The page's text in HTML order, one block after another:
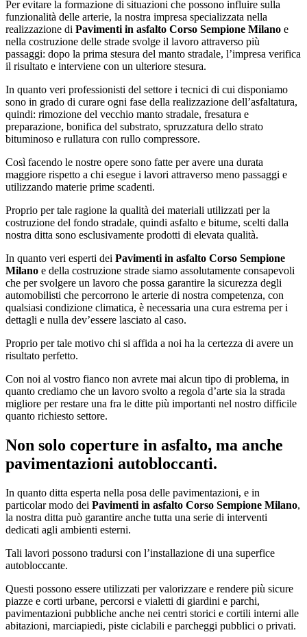
Per evitare la formazione di situazioni che possono influire sulla
funzionalità delle arterie, la nostra impresa specializzata nella
realizzazione di Pavimenti in asfalto Corso Sempione Milano e
nella costruzione delle strade svolge il lavoro attraverso più
passaggi: dopo la prima stesura del manto stradale, l’impresa verifica
il risultato e interviene con un ulteriore stesura.
In quanto veri professionisti del settore i tecnici di cui disponiamo
sono in grado di curare ogni fase della realizzazione dell’asfaltatura,
quindi: rimozione del vecchio manto stradale, fresatura e
preparazione, bonifica del substrato, spruzzatura dello strato
bituminoso e rullatura con rullo compressore.
Così facendo le nostre opere sono fatte per avere una durata
maggiore rispetto a chi esegue i lavori attraverso meno passaggi e
utilizzando materie prime scadenti.
Proprio per tale ragione la qualità dei materiali utilizzati per la
costruzione del fondo stradale, quindi asfalto e bitume, scelti dalla
nostra ditta sono esclusivamente prodotti di elevata qualità.
In quanto veri esperti dei Pavimenti in asfalto Corso Sempione
Milano e della costruzione strade siamo assolutamente consapevoli
che per svolgere un lavoro che possa garantire la sicurezza degli
automobilisti che percorrono le arterie di nostra competenza, con
qualsiasi condizione climatica, è necessaria una cura estrema per i
dettagli e nulla dev’essere lasciato al caso.
Proprio per tale motivo chi si affida a noi ha la certezza di avere un
risultato perfetto.
Con noi al vostro fianco non avrete mai alcun tipo di problema, in
quanto crediamo che un lavoro svolto a regola d’arte sia la strada
migliore per restare una fra le ditte più importanti nel nostro difficile
quanto richiesto settore.
Non solo coperture in asfalto, ma anche
pavimentazioni autobloccanti.
In quanto ditta esperta nella posa delle pavimentazioni, e in
particolar modo dei Pavimenti in asfalto Corso Sempione Milano,
la nostra ditta può garantire anche tutta una serie di interventi
dedicati agli ambienti esterni.
Tali lavori possono tradursi con l’installazione di una superfice
autobloccante.
Questi possono essere utilizzati per valorizzare e rendere più sicure
piazze e corti urbane, percorsi e vialetti di giardini e parchi,
pavimentazioni pubbliche anche nei centri storici e cortili interni alle
abitazioni, marciapiedi, piste ciclabili e parcheggi pubblici o privati.